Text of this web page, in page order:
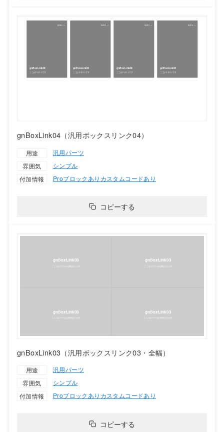
gnBoxLink04（汎用ボックスリンク04）
用途
汎用パーツ
雰囲気
シンプル
付加情報
Proブロックあり カスタムコードあり
コピーする
gnBoxLink03（汎用ボックスリンク03・全幅）
用途
汎用パーツ
雰囲気
シンプル
付加情報
Proブロックあり カスタムコードあり
コピーする